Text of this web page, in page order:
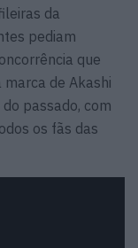
da
pediam
que
marca de Akashi
passado, com
os fãs das